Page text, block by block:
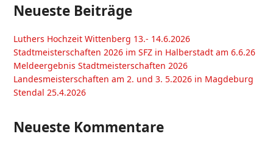
Neueste Beiträge
Luthers Hochzeit Wittenberg 13.- 14.6.2026
Stadtmeisterschaften 2026 im SFZ in Halberstadt am 6.6.26
Meldeergebnis Stadtmeisterschaften 2026
Landesmeisterschaften am 2. und 3. 5.2026 in Magdeburg
Stendal 25.4.2026
Neueste Kommentare